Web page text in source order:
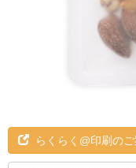
らくらく@印刷の